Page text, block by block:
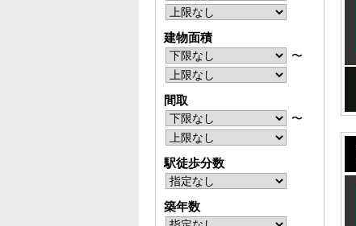
建物面積
〜
間取
〜
駅徒歩分数
築年数